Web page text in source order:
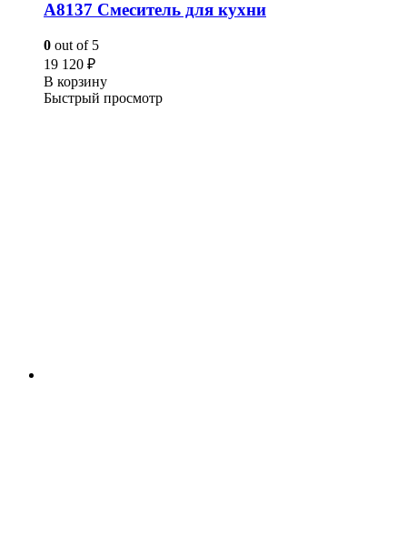
A8137 Смеситель для кухни
0 out of 5
19 120 ₽
В корзину
Быстрый просмотр